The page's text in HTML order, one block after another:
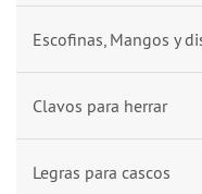
Escofinas, Mangos y
Clavos para herrar
Legras para cascos